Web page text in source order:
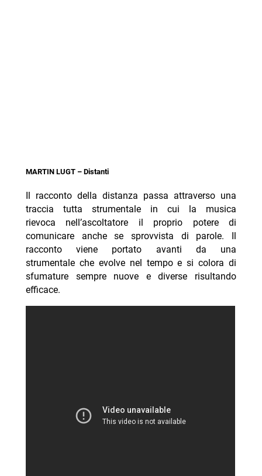
MARTIN LUGT – Distanti
Il racconto della distanza passa attraverso una
traccia tutta strumentale in cui la musica
rievoca nell’ascoltatore il proprio potere di
comunicare anche se sprovvista di parole. Il
racconto viene portato avanti da una
strumentale che evolve nel tempo e si colora di
sfumature sempre nuove e diverse risultando
efficace.